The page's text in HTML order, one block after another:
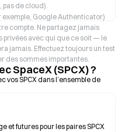
pas de cloud).
exemple, Google Authenticator)
compte. Ne partagez jamais
privées avec qui que ce soit — le
jamais. Effectuez toujours un test
des sommes importantes.
SpaceX (SPCX) ?
vos SPCX dans l’ensemble de
et futures pour les paires SPCX